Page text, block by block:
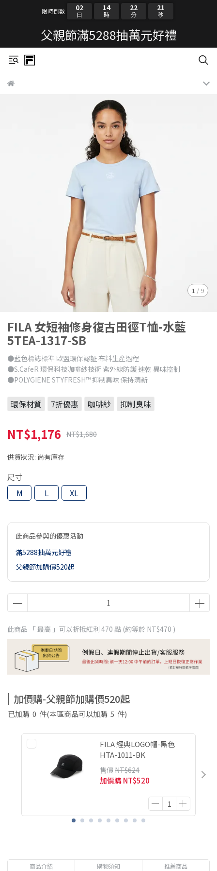
限時倒數 02
日
14
時
22
分
21
秒
父親節滿5288抽萬元好禮
1 / 9
FILA 女短袖修身復古田徑T恤-水藍
5TEA-1317-SB
●藍色標誌標準 歐盟環保認証 布料生產過程
●S.CafeR 環保科技咖啡紗技術 紫外線防護 速乾 異味控制
●POLYGIENE STYFRESH™ 抑制異味 保持清新
環保材質 7折優惠 咖啡紗 抑制臭味
NT$1,176 NT$1,680
供貨狀況: 尚有庫存
尺寸
M
L XL
此商品參與的優惠活動
滿5288抽萬元好禮
父親節加購價520起
此商品 「 最高 」可以折抵紅利 470 點 (約等於 NT$470 )
加價購-父親節加購價520起
已加購 0 件(本區商品可以加購 5 件)
FILA 經典LOGO帽-黑色
HTA-1011-BK
售價 NT$624
加價購NT$520
商品介紹 購物須知 推薦商品